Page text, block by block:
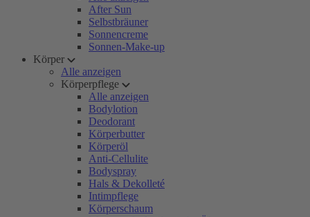
After Sun
Selbstbräuner
Sonnencreme
Sonnen-Make-up
Körper
Alle anzeigen
Körperpflege
Alle anzeigen
Bodylotion
Deodorant
Körperbutter
Körperöl
Anti-Cellulite
Bodyspray
Hals & Dekolleté
Intimpflege
Körperschaum